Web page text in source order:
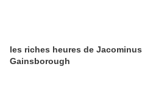
les riches heures de Jacominus
Gainsborough